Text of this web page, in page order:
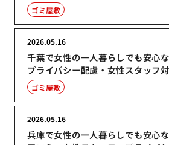
ゴミ屋敷
千葉で女性の一人暮らしでも安心
プライバシー配慮・女性スタッフ
2026.05.16
ゴミ屋敷
兵庫で女性の一人暮らしでも安心
2026.05.16